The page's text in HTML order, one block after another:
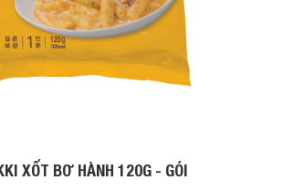
XỐT BƠ HÀNH 120G - GÓI